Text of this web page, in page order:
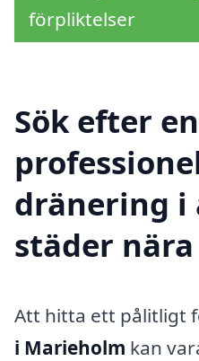
förpliktelser
Sök efter en
dränering i
städer
Att hitta ett pålitligt
i Marieholm kan